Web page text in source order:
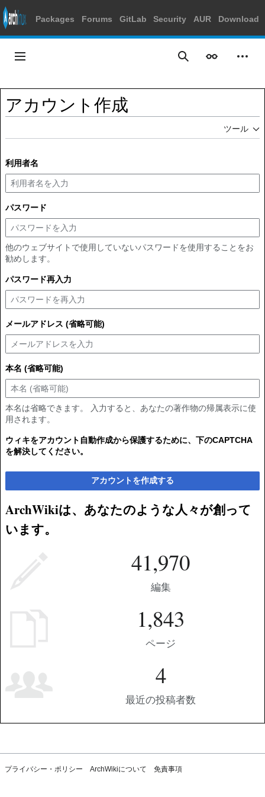
Packages Forums GitLab Security AUR Download
ス
メインメニュー 検索 表示 個人
アカウント作成
ツール
利用者名
パスワード
他のウェブサイトで使用していないパスワードを使用することをお
勧めします。
パスワード再入力
メールアドレス (省略可能)
本名 (省略可能)
本名は省略できます。 入力すると、あなたの著作物の帰属表示に使
用されます。
ウィキをアカウント自動作成から保護するために、下のCAPTCHA
を解決してください。
アカウントを作成する
ArchWikiは、あなたのような人々が創って
います。
41,970
編集
1,843
ページ
4
最近の投稿者数
プライバシー・ポリシー ArchWikiについて 免責事項